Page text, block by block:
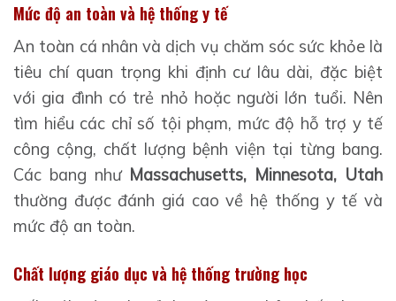
Mức độ an toàn và hệ thống y tế
An toàn cá nhân và dịch vụ chăm sóc sức khỏe là
tiêu chí quan trọng khi định cư lâu dài, đặc biệt
với gia đình có trẻ nhỏ hoặc người lớn tuổi. Nên
tìm hiểu các chỉ số tội phạm, mức độ hỗ trợ y tế
công cộng, chất lượng bệnh viện tại từng bang.
Các bang như Massachusetts, Minnesota, Utah
thường được đánh giá cao về hệ thống y tế và
mức độ an toàn.
Chất lượng giáo dục và hệ thống trường học